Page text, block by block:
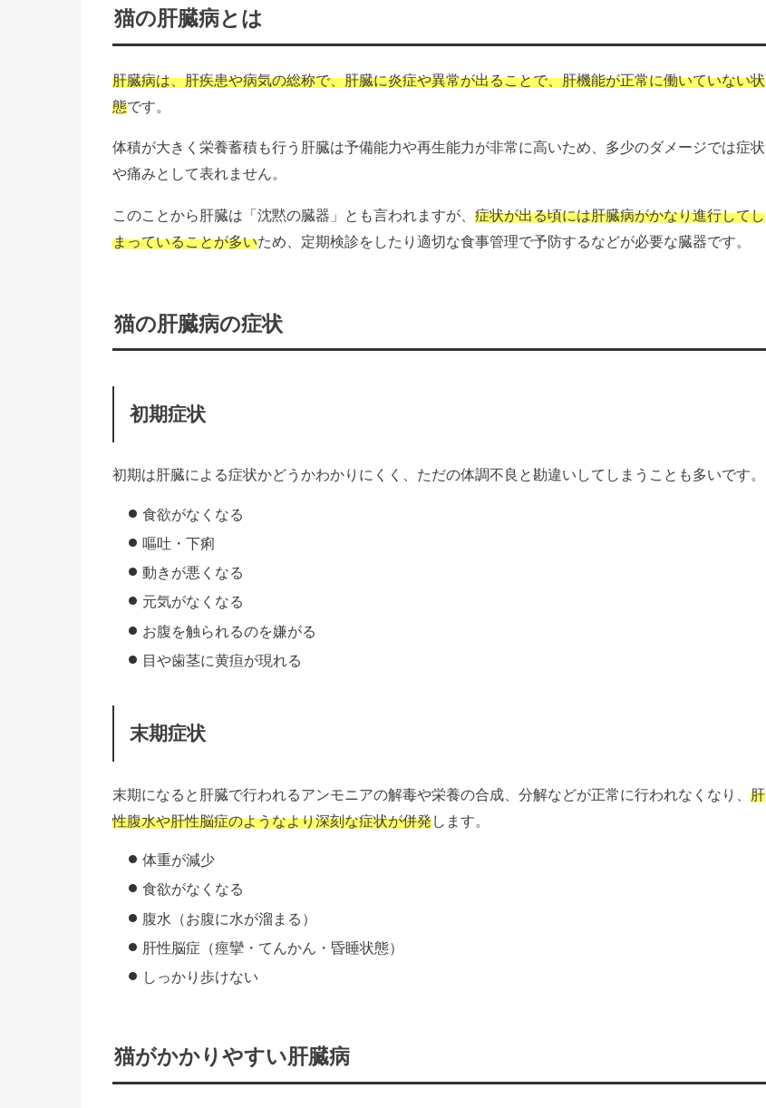
猫の肝臓病とは
肝臓病は、肝疾患や病気の総称で、肝臓に炎症や異常が出ることで、肝機能が正常に働いていない状
態です。
体積が大きく栄養蓄積も行う肝臓は予備能力や再生能力が非常に高いため、多少のダメージでは症状
や痛みとして表れません。
このことから肝臓は「沈黙の臓器」とも言われますが、 症状が出る頃には肝臓病がかなり進行してし
まっていることが多いため、定期検診をしたり適切な食事管理で予防するなどが必要な臓器です。
猫の肝臓病の症状
初期症状
初期は肝臓による症状かどうかわかりにくく、ただの体調不良と勘違いしてしまうことも多いです。
食欲がなくなる
嘔吐・下痢
動きが悪くなる
元気がなくなる
お腹を触られるのを嫌がる
目や歯茎に黄疸が現れる
末期症状
末期になると肝臓で行われるアンモニアの解毒や栄養の合成、分解などが正常に行われなくなり、 肝
性腹水や肝性脳症のようなより深刻な症状が併発します。
体重が減少
食欲がなくなる
腹水（お腹に水が溜まる）
肝性脳症（痙攣・てんかん・昏睡状態）
しっかり歩けない
猫がかかりやすい肝臓病